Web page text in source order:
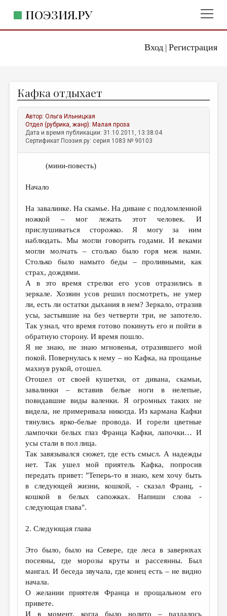
Вход| Регистрация
ПОЭЗИЯ.РУ
ЖАНРЫ
АВТОРЫ
КОММЕНТАРИИ
ЛИТСАЛОН
ПРАВИЛА САЙТА
ОТДЕЛЫ И РУБРИКИ
ИЗБРАННОЕ
ДАЙДЖЕСТ
ПРОИЗВЕДЕНИЯ
ПЕРЕВОДЫ
КОНКУРСЫ
ДЕТСКАЯ КОМНАТА
КНИЖНАЯ ПОЛКА
ОБЗОР ЛИТЕРАТУРЫ
СТРАНИЦЫ ПАМЯТИ
ОБЪЯВЛЕНИЯ
РЕДКОЛЛЕГИЯ
ОТ РЕДАКЦИИ
МАЛАЯ ПРОЗА
ЭССЕИСТИКА
ЛИТЕРАТУРОВЕДЕНИЕ
КУЛЬТУРОВЕДЕНИЕ
ПУБЛИЦИСТИКА
РЕЦЕНЗИРОВАНИЕ
ЦИКЛЫ ПУБЛИКАЦИЙ
ТРЕДИАКОВСКИЙ
МЕДИА
Кафка отдыхает
Автор:Ольга Ильницкая
Отдел (рубрика, жанр): Малая проза
Дата и время публикации: 31.10.2011, 13:38:04
Сертификат Поэзия.ру: серия 1083 № 90103
(мини-повесть)
Начало
На завалинке. На скамье. На диване с подломленной
ножкой – мог лежать этот человек. И
прислушиваться сторожко. Я могу за ним
наблюдать. Мы могли говорить годами. И веками
могли молчать – столько было горя меж нами.
Столько было намыто беды – проливными, как
страх, дождями.
А в это время стрелки его усов отразились в
зеркале. Хозяин усов решил посмотреть, не умер
ли, есть ли остатки дыхания в нем? Зеркало, отразив
усы, застывшие на без четверти три, не запотело.
Так узнал, что время готово покинуть его и пойти в
обратную сторону. И время пошло.
Я не знаю, не знаю мгновенья, отразившего мой
покой. Повернулась к нему – но Кафка, на прощанье
махнув рукой, отошел.
Отошел от своей кушетки, от дивана, скамьи,
завалинки – вставив белые ноги в нелепые,
повидавшие виды валенки. Я огромных таких не
видела, не примеривала никогда. Из кармана Кафки
тянулись ярко-белые провода. И горели цветные
лампочки белых глаз Франца Кафки, лапочки… И
усы стали в пол лица.
Так завязывался сюжет, где есть смысл. А надежды
нет. Так ушел мой приятель Кафка, попросив
передать привет: "Теперь-то я знаю, кем хочу быть
в следующей жизни, кошкой, - сказал Франц, -
кошкой в белых сапожках. Напиши слова -
следующая глава".
2. Следующая глава
Это было, было на Севере, где леса в заверюхах
посеяны, где морозы круты и рассеянны. Был
мангал. И беседа звучала, где конец есть – не видно
начала.
О желании приятеля Франца и прощальном его
привете.
И в момент, когда было нолито – раздалось